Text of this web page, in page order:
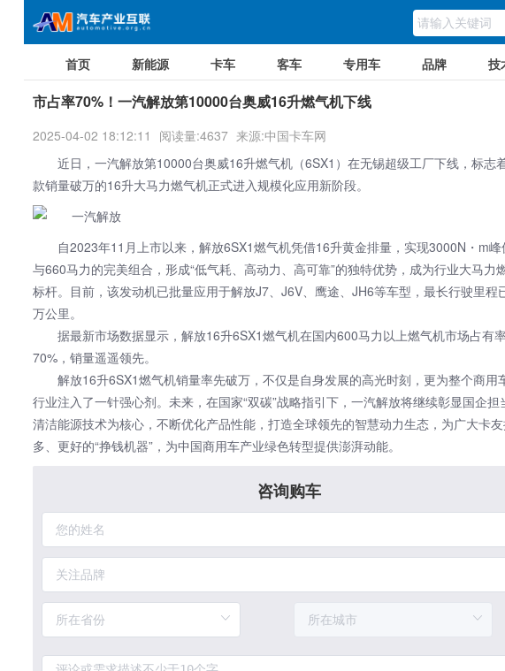
首页 新能源 卡车 客车 专用车 品牌 技
市占率70%！一汽解放第10000台奥威16升燃气机下线
2025-04-02 18:12:11 阅读量:4637 来源:中国卡车网
近日， 一汽解放第10000台奥威16升燃气机（6SX1）在无锡超级工厂下线，标志
款销量破万的16升大马力燃气机正式进入规模化应用新阶段。
自2023年11月上市以来，解放6SX1燃气机凭借16升黄金排量，实现3000N・m峰
与660马力的完美组合，形成“低气耗、高动力、高可靠”的独特优势，成为行业大马力
标杆。目前，该发动机已批量应用于解放J7、J6V、鹰途、JH6等车型，最长行驶里程
万公里。
据最新市场数据显示，解放16升6SX1燃气机在国内600马力以上燃气机市场占有
70%，销量遥遥领先。
解放16升6SX1燃气机销量率先破万，不仅是自身发展的高光时刻，更为整个商用
行业注入了一针强心剂。未来，在国家“双碳”战略指引下， 一汽解放将继续彰显国企担
清洁能源技术为核心，不断优化产品性能，打造全球领先的智慧动力生态，为广大卡
多、更好的“挣钱机器”，为中国商用车产业绿色转型提供澎湃动能。
咨询购车